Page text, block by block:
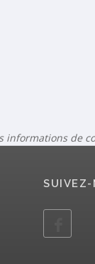
de
SUIVEZ-